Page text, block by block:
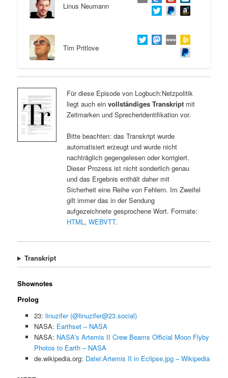
Linus Neumann
Tim Pritlove
Für diese Episode von Logbuch:Netzpolitik
liegt auch ein vollständiges Transkriptmit
Zeitmarken und Sprecheridentifikation vor.
Bitte beachten: das Transkript wurde
automatisiert erzeugt und wurde nicht
nachträglich gegengelesen oder korrigiert.
Dieser Prozess ist nicht sonderlich genau
und das Ergebnis enthält daher mit
Sicherheit eine Reihe von Fehlern. Im Zweifel
gilt immer das in der Sendung
aufgezeichnete gesprochene Wort. Formate:
HTML, WEBVTT.
Transkript
Shownotes
Prolog
23: linuzifer (@linuzifer@23.social)
NASA: Earthset – NASA
NASA: NASA’s Artemis II Crew Beams Official Moon Flyby
Photos to Earth – NASA
de.wikipedia.org: Datei:Artemis II in Eclipse.jpg – Wikipedia